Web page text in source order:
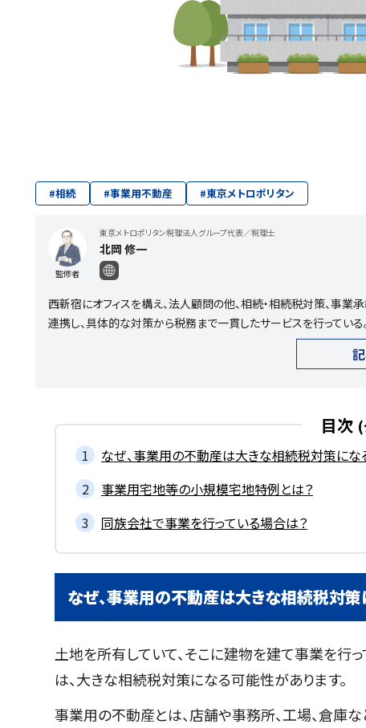
#相続 #事業用不動産 #東京メトロポリタン
監修者
東京メトロポリタン税理法人グループ代表／税理士
北岡 修一
西新宿にオフィスを構え、法人顧問の他、相続・相続税対策、事
連携し、具体的な対策から税務まで一貫したサービスを行っている
目次
なぜ、事業用の不動産は大きな相続税対策にな
事業用宅地等の小規模宅地特例とは？
同族会社で事業を行っている場合は？
なぜ、事業用の不動産は大きな相続税対策
土地を所有していて、そこに建物を建て事業を行
は、大きな相続税対策になる可能性があります。
事業用の不動産とは、店舗や事務所、工場、倉庫